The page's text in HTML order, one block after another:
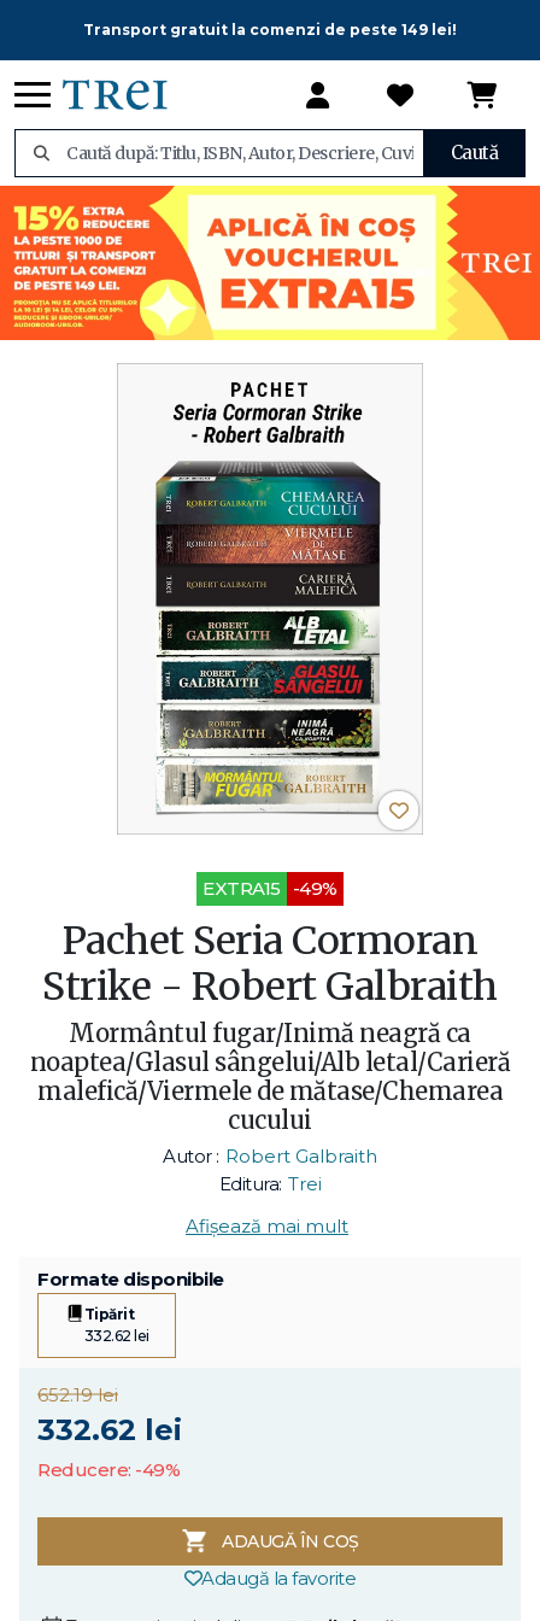
Transport gratuit la comenzi de peste 149 lei!
Caută
EXTRA15 -49%
Pachet Seria Cormoran
Strike - Robert Galbraith
Mormântul fugar/Inimă neagră ca
noaptea/Glasul sângelui/Alb letal/Carieră
malefică/Viermele de mătase/Chemarea
cucului
Autor : Robert Galbraith
Editura: Trei
Afișează mai mult
Formate disponibile
Tipărit
332.62 lei
652.19 lei
332.62 lei
Reducere: -49%
ADAUGĂ ÎN COȘ
Adaugă la favorite